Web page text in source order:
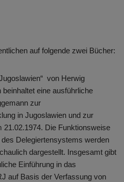
auf folgende zwei Bücher:
von Herwig
eine ausführliche
zur
in Jugoslawien und zur
Die Funktionsweise
Delegiertensystems werden
dargestellt. Insgesamt gibt
Einführung in das
auf Basis der Verfassung von